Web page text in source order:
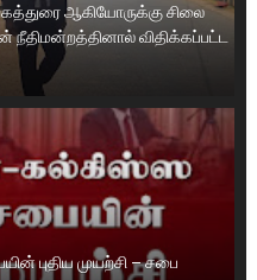
ஆகியோருக்கு சிலை
விதிக்கப்பட்ட
புதிய முயற்சி – சபை